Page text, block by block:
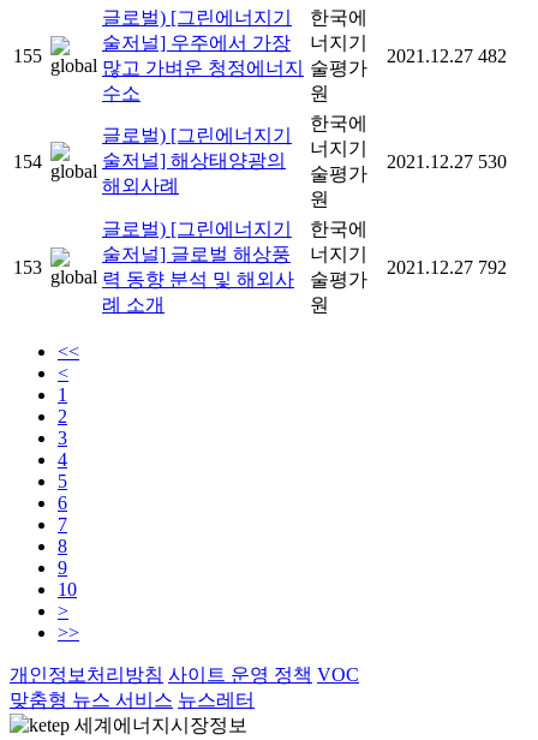
155
글로벌) [그린에너지기
술저널] 우주에서 가장
많고 가벼운 청정에너지
수소
한국에
너지기
술평가
원
2021.12.27 482
154
글로벌) [그린에너지기
술저널] 해상태양광의
해외사례
한국에
너지기
술평가
원
2021.12.27 530
153
글로벌) [그린에너지기
술저널] 글로벌 해상풍
력 동향 분석 및 해외사
례 소개
한국에
너지기
술평가
원
2021.12.27 792
<<
<
1
2
3
4
5
6
7
8
9
10
>
>>
개인정보처리방침 사이트 운영 정책 VOC
맞춤형 뉴스 서비스 뉴스레터